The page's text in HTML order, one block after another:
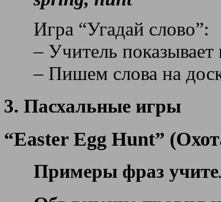
Игра “Угадай слово”:
– Учитель показывает
– Пишем слова на
3. Пасхальные игры
“Easter Egg Hunt”
Примеры фраз